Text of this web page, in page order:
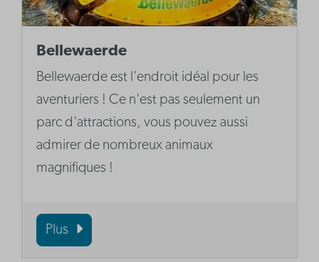
Bellewaerde
Bellewaerde est l'endroit idéal pour les
aventuriers ! Ce n'est pas seulement un
parc d'attractions, vous pouvez aussi
admirer de nombreux animaux
magnifiques !
Plus